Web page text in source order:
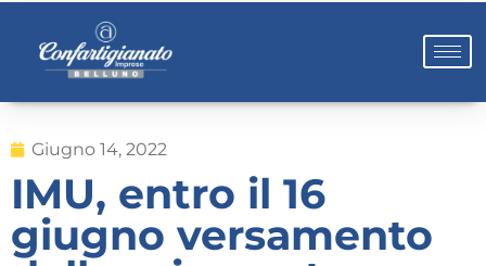
Giugno 14, 2022
IMU, entro il 16
giugno versamento